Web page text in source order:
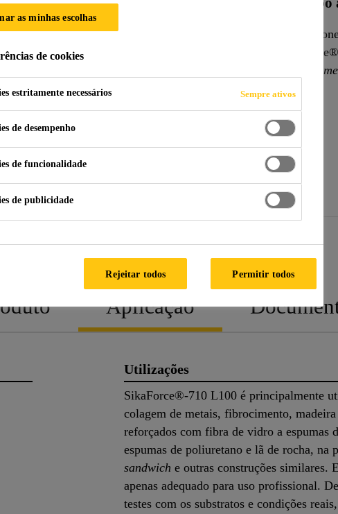
SikaForce®-710 L100 é um adesivo de poliuretano de 2-
sandwiche construções similares de vários materiais. SikaForce®-710 L100 é testado de acordo com
Marine
Tempo aberto longo
Cura à temperatura ambiente
Aprovação IMO
PRODUTO
SEGURANÇA
Aplicação
Utilizações
SikaForce®-710 L100 é principalmente
colagem de metais, fibrocimento,
reforçados com fibra de vidro a espumas
espumas de poliuretano e lã de rocha, na
sandwich e outras construções similares.
apenas adequado para uso profissional.
testes com os substratos e condições
as minhas escolhas
de cookies
estritamente necessários Sempre ativos
de desempenho
de funcionalidade
de publicidade
Rejeitar todos Permitir todos